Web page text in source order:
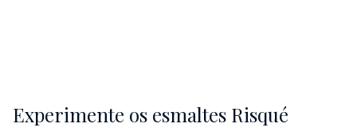
Experimente os esmaltes Risqué